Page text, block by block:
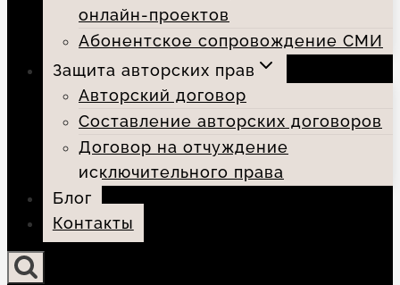
онлайн-проектов
Абонентское сопровождение СМИ
Защита авторских прав
Авторский договор
Составление авторских договоров
Договор на отчуждение
исключительного права
Блог
Контакты